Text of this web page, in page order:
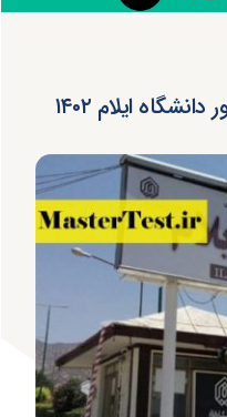
ایلام ۱۴۰۲